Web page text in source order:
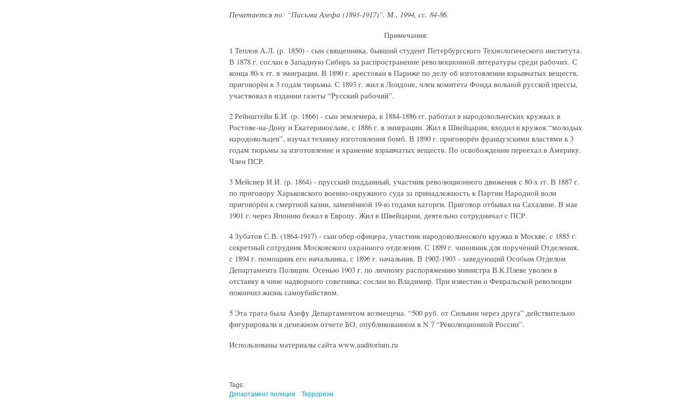
Печатается по: “Письма Азефа (1893-1917)”. М., 1994, сс. 84-86.
Примечания:
1 Теплов А.Л. (р. 1850) - сын священника, бывший студент Петербургского Технологического института.
В 1878 г. сослан в Западную Сибирь за распространение революционной литературы среди рабочих. С
конца 80-х гг. в эмиграции. В 1890 г. арестован в Париже по делу об изготовлении взрывчатых веществ,
приговорён к 3 годам тюрьмы. С 1893 г. жил в Лондоне, член комитета Фонда вольной русской прессы,
участвовал в издании газеты “Русский рабочий”.
2 Рейнштейн Б.И. (р. 1866) - сын землемера, в 1884-1886 гг. работал в народовольческих кружках в
Ростове-на-Дону и Екатеринославе, с 1886 г. в эмиграции. Жил в Швейцарии, входил в кружок “молодых
народовольцев”, изучал технику изготовления бомб. В 1890 г. приговорён французскими властями к 3
годам тюрьмы за изготовление и хранение взрывчатых веществ. По освобождении переехал в Америку.
Член ПСР.
3 Мейснер И.И. (р. 1864) - прусский подданный, участник революционного движения с 80-х гг. В 1887 г.
по приговору Харьковского военно-окружного суда за принадлежность к Партии Народной воли
приговорён к смертной казни, заменённой 19-ю годами каторги. Приговор отбывал на Сахалине. В мае
1901 г. через Японию бежал в Европу. Жил в Швейцарии, деятельно сотрудничал с ПСР.
4 Зубатов С.В. (1864-1917) - сын обер-офицера, участник народовольческого кружка в Москве, с 1885 г.
секретный сотрудник Московского охранного отделения. С 1889 г. чиновник для поручений Отделения,
с 1894 г. помощник его начальника, с 1896 г. начальник. В 1902-1903 - заведующий Особым Отделом
Департамента Полиции. Осенью 1903 г. по личному распоряжению министра В.К.Плеве уволен в
отставку в чине надворного советника; сослан во Владимир. При известии о Февральской революции
покончил жизнь самоубийством.
5 Эта трата была Азефу Департаментом возмещена. “500 руб. от Сильвии через друга” действительно
фигурировали в денежном отчете БО, опубликованном в N 7 “Революционной России”.
Использованы материалы сайта www.auditorium.ru
Tags:
Департамент полиции
Терроризм